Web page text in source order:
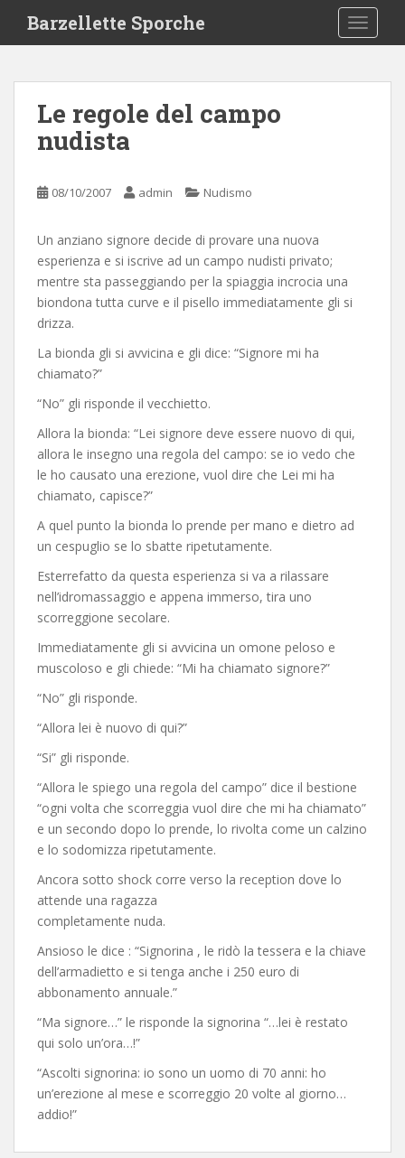
i
Barzellette Sporche
Le regole del campo
nudista
08/10/2007 admin Nudismo
Un anziano signore decide di provare una nuova
esperienza e si iscrive ad un campo nudisti privato;
mentre sta passeggiando per la spiaggia incrocia una
biondona tutta curve e il pisello immediatamente gli si
drizza.
La bionda gli si avvicina e gli dice: “Signore mi ha
chiamato?”
“No” gli risponde il vecchietto.
Allora la bionda: “Lei signore deve essere nuovo di qui,
allora le insegno una regola del campo: se io vedo che
le ho causato una erezione, vuol dire che Lei mi ha
chiamato, capisce?”
A quel punto la bionda lo prende per mano e dietro ad
un cespuglio se lo sbatte ripetutamente.
Esterrefatto da questa esperienza si va a rilassare
nell’idromassaggio e appena immerso, tira uno
scorreggione secolare.
Immediatamente gli si avvicina un omone peloso e
muscoloso e gli chiede: “Mi ha chiamato signore?”
“No” gli risponde.
“Allora lei è nuovo di qui?”
“Si” gli risponde.
“Allora le spiego una regola del campo” dice il bestione
“ogni volta che scorreggia vuol dire che mi ha chiamato”
e un secondo dopo lo prende, lo rivolta come un calzino
e lo sodomizza ripetutamente.
Ancora sotto shock corre verso la reception dove lo
attende una ragazza
completamente nuda.
Ansioso le dice : “Signorina , le ridò la tessera e la chiave
dell’armadietto e si tenga anche i 250 euro di
abbonamento annuale.”
“Ma signore…” le risponde la signorina “…lei è restato
qui solo un’ora…!”
“Ascolti signorina: io sono un uomo di 70 anni: ho
un’erezione al mese e scorreggio 20 volte al giorno…
addio!”